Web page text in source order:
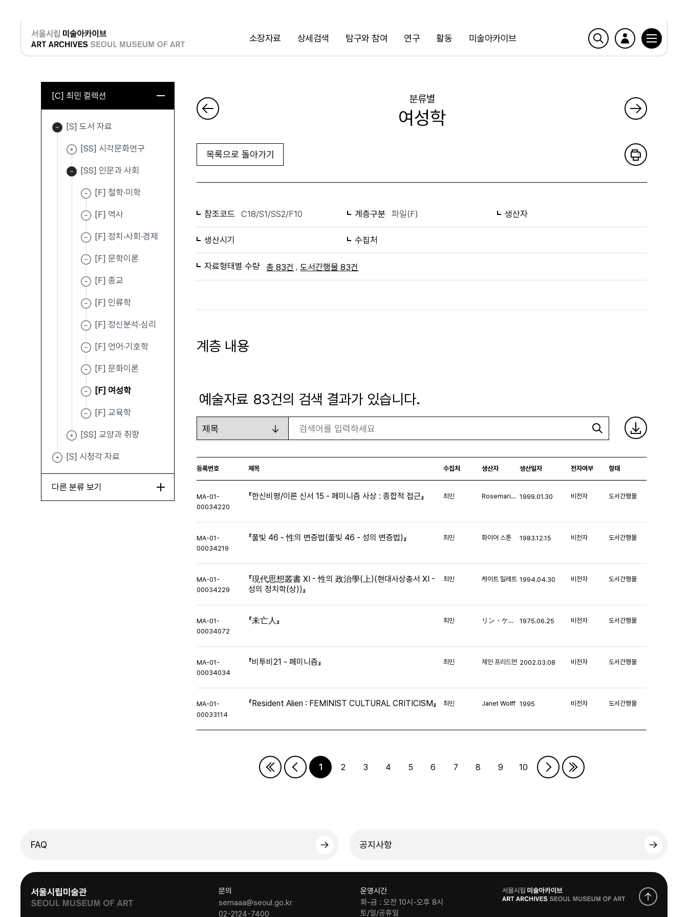
소장자료 상세검색 탐구와 참여 연구 활동 미술아카이브
검색
로그인
[C] 최민 컬렉션
[S] 도서 자료
[SS] 시각문화연구
[SS] 인문과 사회
[F] 철학·미학
[F] 역사
[F] 정치·사회·경제
[F] 문학이론
[F] 종교
[F] 인류학
[F] 정신분석·심리
[F] 언어·기호학
[F] 문화이론
[F] 여성학
[F] 교육학
[SS] 교양과 취향
[S] 시청각 자료
다른 분류 보기
분류별
여성학
목록으로 돌아가기
참조코드 C18/S1/SS2/F10 계층구분 파일(F) 생산자
생산시기 수집처
자료형태별 수량 총 83건 , 도서간행물 83건
계층 내용
예술자료 83건의 검색 결과가 있습니다.
검색
등록번호 제목 수집처 생산자 생산일자 전자여부 형태
MA-01-
00034220
『한신비평/이론 신서 15 - 페미니즘 사상 : 종합적 접근』 최민 Rosemarie Tong 1999.01.30 비전자 도서간행물
MA-01-
00034219
『풀빛 46 - 性의 변증법(풀빛 46 - 성의 변증법)』 최민 화이어 스톤 1983.12.15 비전자 도서간행물
MA-01-
00034229
『現代思想叢書 XI - 性의 政治學(上)(현대사상총서 XI -
성의 정치학(상))』
최민 케이트 밀레트 1994.04.30 비전자 도서간행물
MA-01-
00034072
『未亡人』 최민 リン・ケイン 1975.06.25 비전자 도서간행물
MA-01-
00034034
『비투비21 - 페미니즘』 최민 제인 프리드먼 2002.03.08 비전자 도서간행물
MA-01-
00033114
『Resident Alien : FEMINIST CULTURAL CRITICISM』 최민 Janet Wolff 1995 비전자 도서간행물
1 2 3 4 5 6 7 8 9 10
다음페이지마지막페이지
FAQ 공지사항
문의
semaaa@seoul.go.kr
02-2124-7400
운영시간
화-금 : 오전 10시-오후 8시
토/일/공휴일
로
고